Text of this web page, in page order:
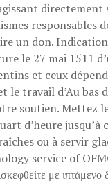
responsables
un don.
le 27 mai 1511
et ceux
le travail d’Au bas
soutien. Mettez
d’heure jusqu’à
ou à servir
service of OFMQ.
με